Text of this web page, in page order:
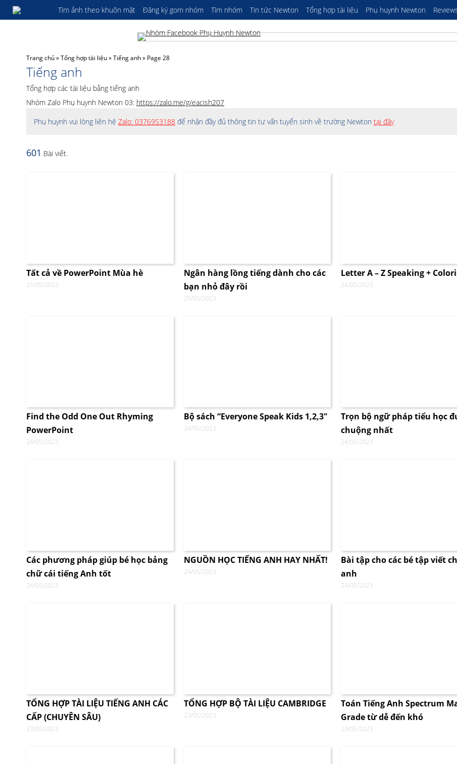
Tìm ảnh theo khuôn mặt Đăng ký gom nhóm Tìm nhóm Tin tức Newton Tổng hợp tài liệu Phụ huynh Newton
Trang chủ»Tổng hợp tài liệu»Tiếng anh» Page 28
Tiếng anh
Tổng hợp các tài liệu bằng tiếng anh
Nhóm Zalo Phụ huynh Newton 03: https://zalo.me/g/eacish207
Phụ huynh vui lòng liên hệ Zalo: 0376953188 để nhận đầy đủ thông tin tư vấn tuyển sinh về trường Newton tại đây
601 Bài viết.
Tất cả về PowerPoint Mùa hè
25/05/2023
Ngân hàng lồng tiếng dành cho các
bạn nhỏ đây rồi
25/05/2023
Letter A – Z Speaking +
24/05/2023
Find the Odd One Out Rhyming
PowerPoint
24/05/2023
Bộ sách “Everyone Speak Kids 1,2,3″
24/05/2023
Trọn bộ ngữ pháp tiểu học
chuộng nhất
24/05/2023
Các phương pháp giúp bé học bảng
chữ cái tiếng Anh tốt
24/05/2023
NGUỒN HỌC TIẾNG ANH HAY NHẤT!
24/05/2023
Bài tập cho các bé tập viết
anh
24/05/2023
TỔNG HỢP TÀI LIỆU TIẾNG ANH CÁC
CẤP (CHUYÊN SÂU)
23/05/2023
TỔNG HỢP BỘ TÀI LIỆU CAMBRIDGE
23/05/2023
Toán Tiếng Anh Spectrum
Grade từ dễ đến khó
23/05/2023